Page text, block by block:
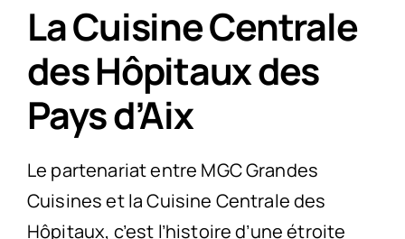
La Cuisine Centrale
des Hôpitaux des
Pays d’Aix
Le partenariat entre MGC Grandes
Cuisines et la Cuisine Centrale des
Hôpitaux, c’est l’histoire d’une étroite